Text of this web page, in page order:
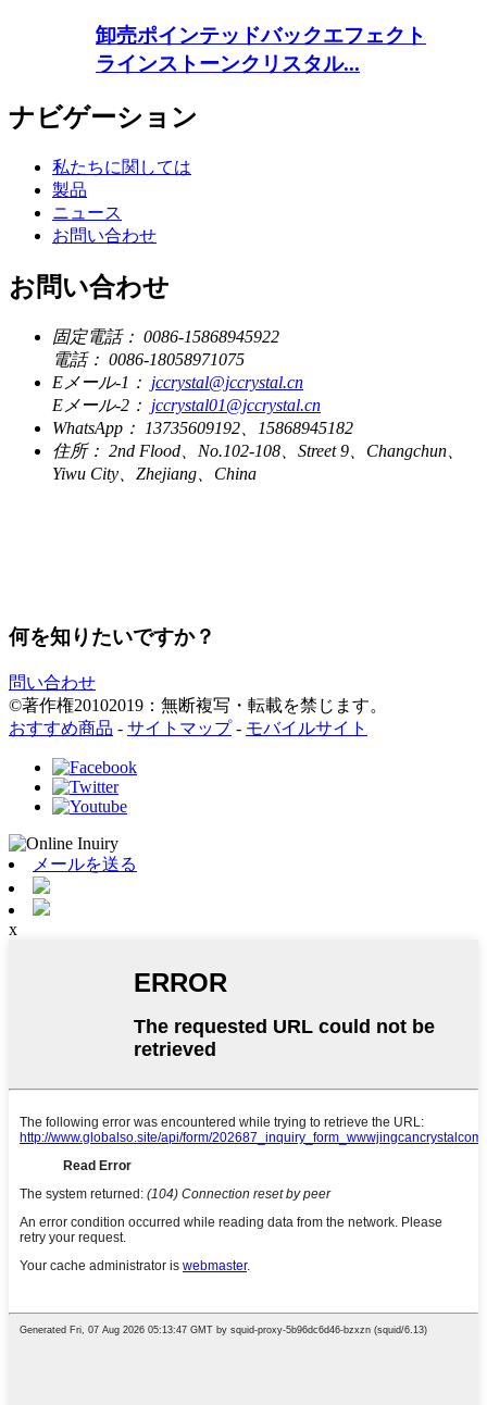
卸売ポインテッドバックエフェクト
ラインストーンクリスタル...
ナビゲーション
私たちに関しては
製品
ニュース
お問い合わせ
お問い合わせ
固定電話： 0086-15868945922
電話： 0086-18058971075
Eメール-1： jccrystal@jccrystal.cn
Eメール-2： jccrystal01@jccrystal.cn
WhatsApp：
13735609192、15868945182
住所： 2nd Flood、No.102-108、Street 9、Changchun、
Yiwu City、Zhejiang、China
何を知りたいですか？
問い合わせ
©著作権20102019：無断複写・転載を禁じます。
おすすめ商品 - サイトマップ- モバイルサイト
メールを送る
x